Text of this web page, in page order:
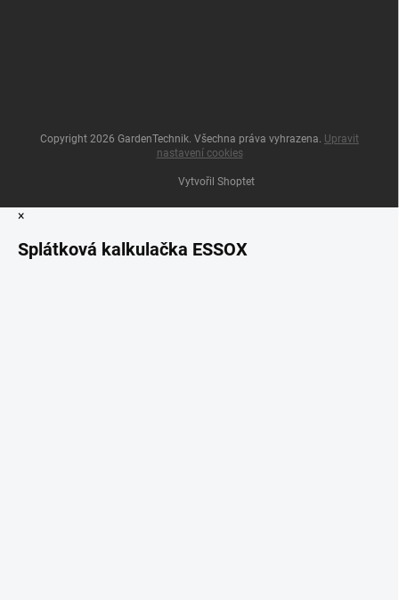
Vytvořil Shoptet
Copyright 2026 GardenTechnik. Všechna práva vyhrazena. Upravit
nastavení cookies
×
Splátková kalkulačka ESSOX